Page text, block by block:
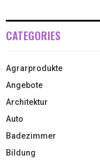
CATEGORIES
Agrarprodukte
Angebote
Architektur
Auto
Badezimmer
Bildung